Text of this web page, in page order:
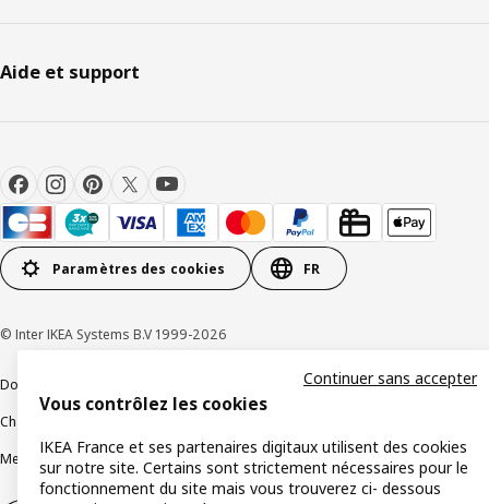
Aide et support
Paramètres des cookies FR
© Inter IKEA Systems B.V 1999-2026
Documents juridiques et informations légales
Charte de protection des données
Mentions légalesAlertes fraude Rappel produitAccessibilité : non conforme
Vous contrôlez les cookies
IKEA France et ses partenaires digitaux utilisent des cookies
sur notre site. Certains sont strictement nécessaires pour le
fonctionnement du site mais vous trouverez ci- dessous
Continuer sans accepter